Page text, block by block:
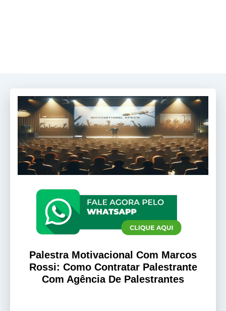
Palestra Motivacional Com Marcos
Rossi: Como Contratar Palestrante
Com Agência De Palestrantes